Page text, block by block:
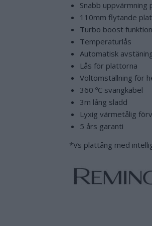
Snabb uppvärmning
110mm flytande
Turbo boost funktion
Temperaturlås
Automatisk
Lås för plattorna
Voltomställning för
360 ºC svängkabel
3m lång sladd
Lyxig värmetålig
5 års garanti
*Vs plattång med